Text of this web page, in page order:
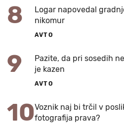
8
Logar napovedal
nikomur
AVTO
9
Pazite, da pri sosedih
je kazen
AVTO
10Voznik naj bi trčil v
fotografija prava?